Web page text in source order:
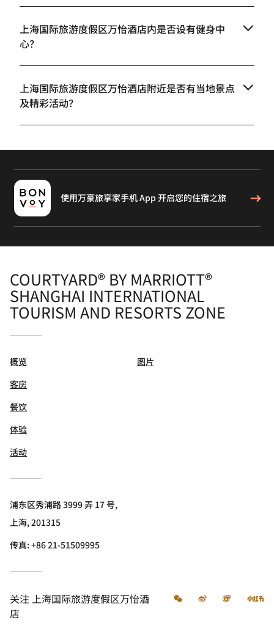
上海国际旅游度假区万怡酒店内是否设有健身中
心？
上海国际旅游度假区万怡酒店附近是否有当地景点
及精彩活动？
使用万豪旅享家手机 App 开启您的住宿之旅
COURTYARD® BY MARRIOTT®
SHANGHAI INTERNATIONAL
TOURISM AND RESORTS ZONE
概览
客房
餐饮
体验
活动
图片
浦东区秀浦路 3999 弄 17 号,
上海, 201315
传真:+86 21-51509995
关注上海国际旅游度假区万怡酒
店
微信 微博 飞猪